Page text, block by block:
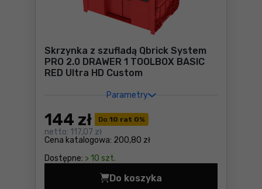
Skrzynka z szufladą Qbrick System
PRO 2.0 DRAWER 1 TOOLBOX BASIC
RED Ultra HD Custom
Parametry
Do 10 rat 0%
Cena katalogowa: 200,80 zł
144 zł
netto: 117,07 zł
Dostępne: > 10 szt.
Do koszyka
Skrzynka z szufladą Qbrick